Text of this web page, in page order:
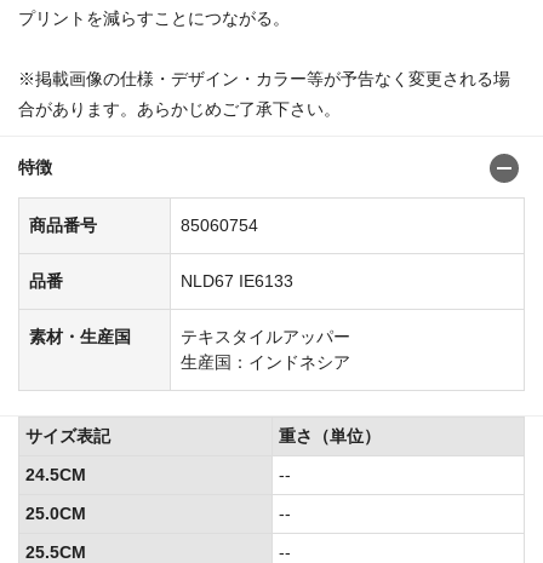
プリントを減らすことにつながる。
※掲載画像の仕様・デザイン・カラー等が予告なく変更される場
合があります。あらかじめご了承下さい。
特徴
商品番号 85060754
品番 NLD67 IE6133
素材・生産国
テキスタイルアッパー
生産国：インドネシア
サイズ表記
重さ（単位）
24.5CM
--
25.0CM
--
25.5CM
--